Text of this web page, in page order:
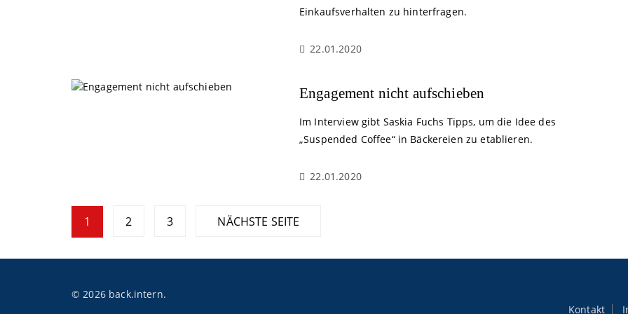
Einkaufsverhalten zu hinterfragen.
22.01.2020
Engagement nicht aufschieben
Im Interview gibt Saskia Fuchs Tipps, um die Idee des
„Suspended Coffee“ in Bäckereien zu etablieren.
22.01.2020
e
t
1 2 3 NÄCHSTE SEITE
© 2026 back.intern.
Kontakt